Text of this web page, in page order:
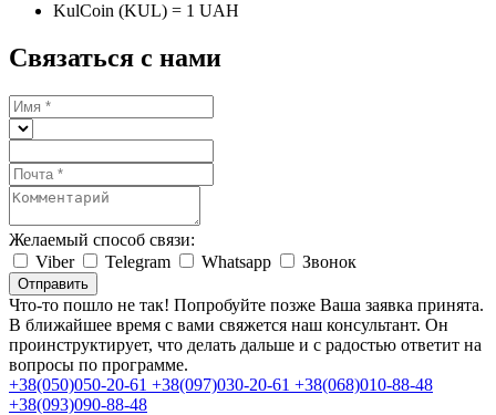
KulCoin (KUL) = 1 UAH
Связаться с нами
Желаемый способ связи:
Viber
Telegram Whatsapp Звонок
Отправить
Что-то пошло не так! Попробуйте позже Ваша заявка принята.
В ближайшее время с вами свяжется наш консультант. Он
проинструктирует, что делать дальше и с радостью ответит на
вопросы по программе.
+38(050)050-20-61 +38(097)030-20-61 +38(068)010-88-48
+38(093)090-88-48